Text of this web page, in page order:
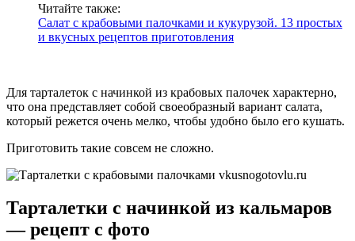
Читайте также:
Салат с крабовыми палочками и кукурузой. 13 простых
и вкусных рецептов приготовления
Для тарталеток с начинкой из крабовых палочек характерно,
что она представляет собой своеобразный вариант салата,
который режется очень мелко, чтобы удобно было его кушать.
Приготовить такие совсем не сложно.
Тарталетки с начинкой из кальмаров
— рецепт с фото